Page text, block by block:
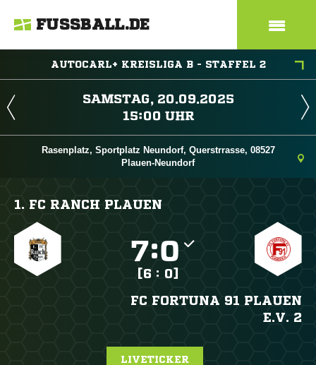
FUSSBALL.DE
AUTOCARL+ KREISLIGA B - STAFFEL 2
 
 
Rasenplatz, Sportplatz Neundorf, Querstrrasse, 08527
Plauen-Neundorf
1. FC RANCH PLAUEN
:
[6 : 0]
FC FORTUNA 91 PLAUEN
E.V. 2
LIVETICKER